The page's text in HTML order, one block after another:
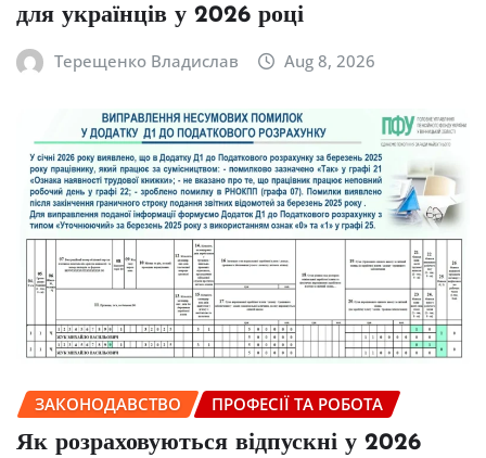
для українців у 2026 році
Терещенко Владислав Aug 8, 2026
ЗАКОНОДАВСТВО ПРОФЕСІЇ ТА РОБОТА
Як розраховуються відпускні у 2026